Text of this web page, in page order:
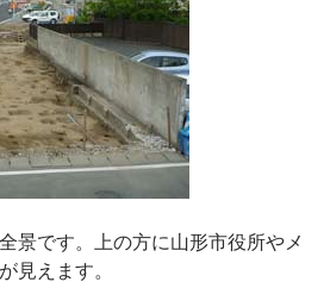
景です。上の方に山形市役所やメ
見えます。